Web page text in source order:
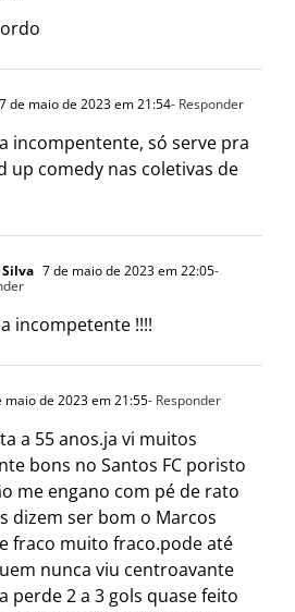
7 de maio de 2023 em 21:54- Responder
incompentente, só serve pra
up comedy nas coletivas de
7 de maio de 2023 em 22:05-
incompetente !!!!
maio de 2023 em 21:55- Responder
a 55 anos.ja vi muitos
bons no Santos FC poristo
me engano com pé de rato
dizem ser bom o Marcos
fraco muito fraco.pode até
nunca viu centroavante
perde 2 a 3 gols quase feito